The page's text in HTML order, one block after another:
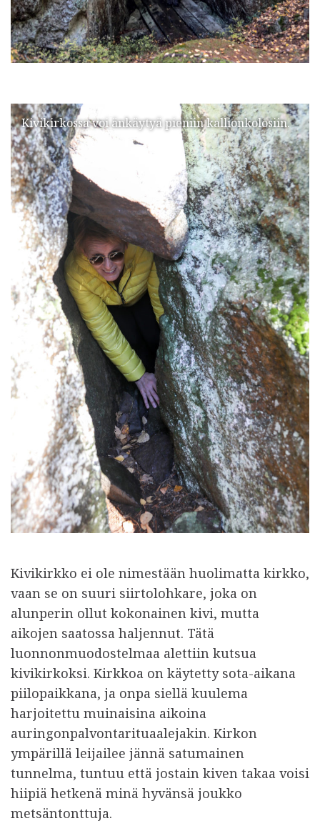
Kivikirkossa voi änkäytyä pieniin kallionkolosiin.
Kivikirkko ei ole nimestään huolimatta kirkko,
vaan se on suuri siirtolohkare, joka on
alunperin ollut kokonainen kivi, mutta
aikojen saatossa haljennut. Tätä
luonnonmuodostelmaa alettiin kutsua
kivikirkoksi. Kirkkoa on käytetty sota-aikana
piilopaikkana, ja onpa siellä kuulema
harjoitettu muinaisina aikoina
auringonpalvontarituaalejakin. Kirkon
ympärillä leijailee jännä satumainen
tunnelma, tuntuu että jostain kiven takaa voisi
hiipiä hetkenä minä hyvänsä joukko
metsäntonttuja.